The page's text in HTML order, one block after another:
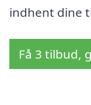
indhent dine
Få 3 tilbud,